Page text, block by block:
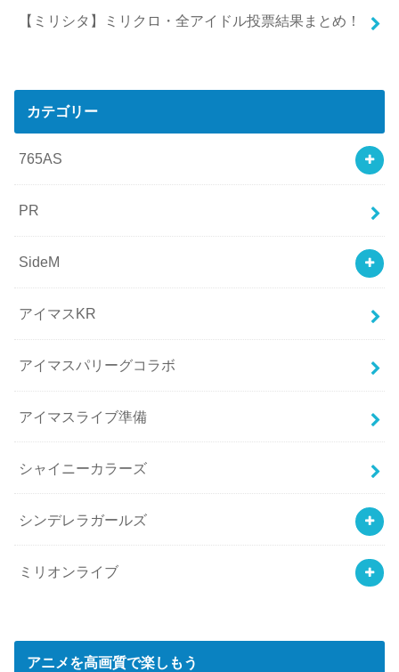
【ミリシタ】ミリクロ・全アイドル投票結果まとめ！
カテゴリー
765AS
PR
SideM
アイマスKR
アイマスパリーグコラボ
アイマスライブ準備
シャイニーカラーズ
シンデレラガールズ
ミリオンライブ
アニメを高画質で楽しもう